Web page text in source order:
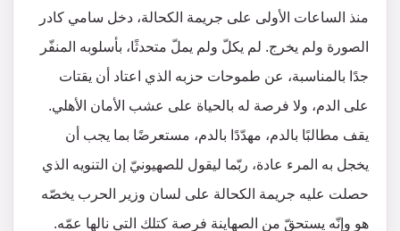
منذ الساعات الأولى على جريمة الكحالة، دخل سامي كادر
الصورة ولم يخرج. لم يكلّ ولم يملّ متحدثًا، بأسلوبه المنفّر
جدًا بالمناسبة، عن طموحات حزبه الذي اعتاد أن يقتات
على الدم، ولا فرصة له بالحياة على عشب الأمان الأهلي.
يقف مطالبًا بالدم، مهدّدًا بالدم، مستعرضًا بما يجب أن
يخجل به المرء عادة، ربّما ليقول للصهيونيّ إن التنويه الذي
حصلت عليه جريمة الكحالة على لسان وزير الحرب يخصّه
هو وإنّه يستحقّ من الصهاينة فرصة كتلك التي نالها عمّه.